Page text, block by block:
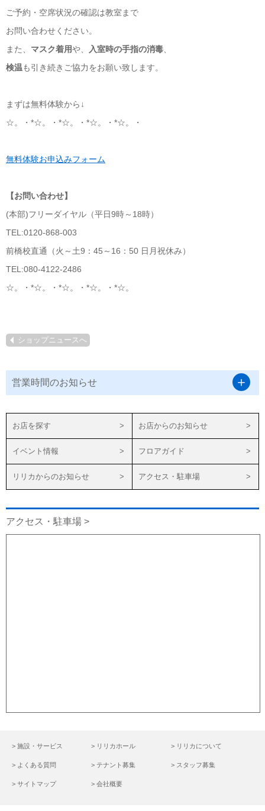
ご予約・空席状況の確認は教室まで
お問い合わせください。
また、 マスク着用や、 入室時の手指の消毒
検温も引き続きご協力をお願い致します。
まずは無料体験から↓
☆。・*☆。・*☆。・*☆。・*☆。・
無料体験お申込みフォーム
【お問い合わせ】
(本部)フリーダイヤル（平日9時～18時）
TEL:0120-868-003
前橋校直通（火～土9：45～16：50 日月祝休み）
TEL:080-4122-2486
☆。・*☆。・*☆。・*☆。・*☆。
ショップニュースへ
営業時間のお知らせ
お店を探す お店からのお知らせ
イベント情報 フロアガイド
リリカからのお知らせ アクセス・駐車場
アクセス・駐車場 >
> 施設・サービス > リリカホール > リリカについて
> よくある質問 > テナント募集 > スタッフ募集
> サイトマップ > 会社概要